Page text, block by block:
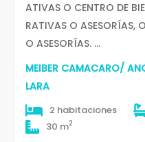
ATIVAS O CENTRO DE
RATIVAS O ASESORÍAS,
O ASESORÍAS. ...
MEIBER CAMACARO/
LARA
2 habitaciones
30 m2